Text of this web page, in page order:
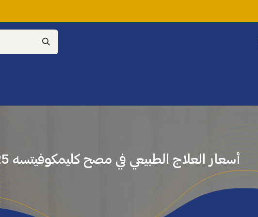
أسعار العلاج الطبيعي في مصح كليمكوفيتسه 2025